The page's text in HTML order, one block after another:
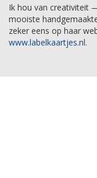
Ik hou van creativiteit
mooiste
zeker eens op haar
www.labelkaartjes.nl.